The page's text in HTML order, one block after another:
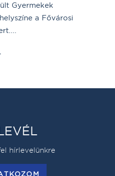
Gyermekek
a Fővárosi
hírlevelünkre